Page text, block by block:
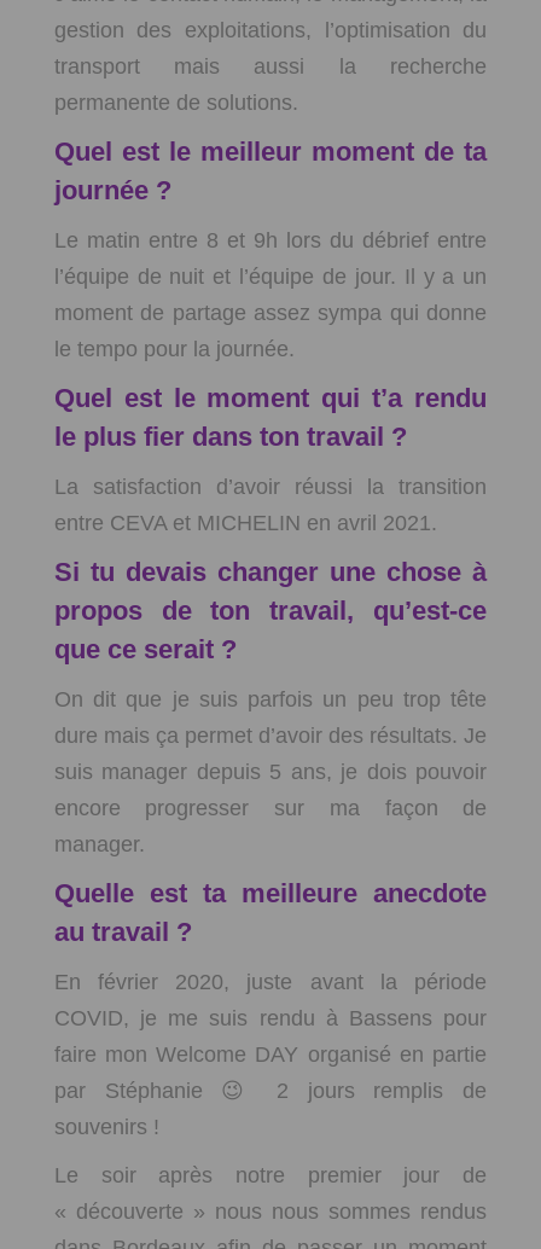
gestion des exploitations, l’optimisation du
transport mais aussi la recherche
permanente de solutions.
Quel est le meilleur moment de ta
journée ?
Le matin entre 8 et 9h lors du débrief entre
l’équipe de nuit et l’équipe de jour. Il y a un
moment de partage assez sympa qui donne
le tempo pour la journée.
Quel est le moment qui t’a rendu
le plus fier dans ton travail ?
La satisfaction d’avoir réussi la transition
entre CEVA et MICHELIN en avril 2021.
Si tu devais changer une chose à
propos de ton travail, qu’est-ce
que ce serait ?
On dit que je suis parfois un peu trop tête
dure mais ça permet d’avoir des résultats. Je
suis manager depuis 5 ans, je dois pouvoir
encore progresser sur ma façon de
manager.
Quelle est ta meilleure anecdote
au travail ?
En février 2020, juste avant la période
COVID, je me suis rendu à Bassens pour
faire mon Welcome DAY organisé en partie
par Stéphanie 😉 2 jours remplis de
souvenirs !
Le soir après notre premier jour de
« découverte » nous nous sommes rendus